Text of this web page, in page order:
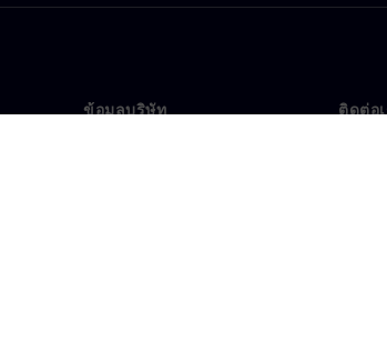
ข้อมูลบริษัท ติดต่อ